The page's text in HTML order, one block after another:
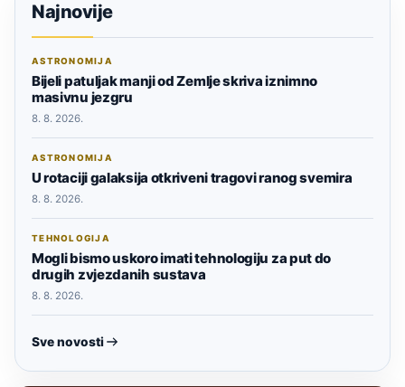
Najnovije
ASTRONOMIJA
Bijeli patuljak manji od Zemlje skriva iznimno
masivnu jezgru
8. 8. 2026.
ASTRONOMIJA
U rotaciji galaksija otkriveni tragovi ranog svemira
8. 8. 2026.
TEHNOLOGIJA
Mogli bismo uskoro imati tehnologiju za put do
drugih zvjezdanih sustava
8. 8. 2026.
Sve novosti